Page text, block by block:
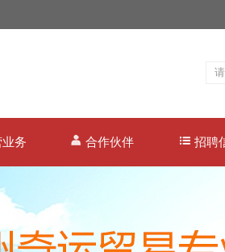
务 合作伙伴 招聘